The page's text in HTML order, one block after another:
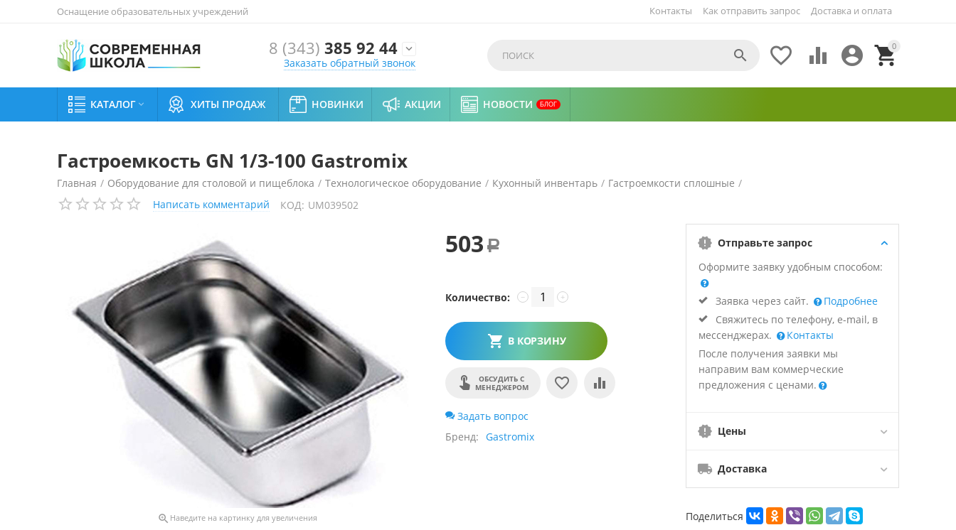
Оснащение образовательных учреждений Как отправить запрос Доставка и оплата
Контакты
8 (343) 385 92 44 
Заказать обратный звонок
0


 

КАТАЛОГ  ХИТЫ ПРОДАЖ НОВИНКИ АКЦИИ НОВОСТИ БЛОГ
Гастроемкость GN 1/3-100 Gastromix
Главная / Оборудование для столовой и пищеблока / Технологическое оборудование / Кухонный инвентарь / Гастроемкости сплошные /
Гастроемкость GN 1/3-100 Gastromix
Написать комментарий КОД: UM039502
 Наведите на картинку для увеличения
503 Р
Количество: +
−
В КОРЗИНУ
ОБСУДИТЬ С
МЕНЕДЖЕРОМ
Задать вопрос
Бренд
Gastromix
Отправьте запрос
Оформите заявку удобным способом:
Заявка через сайт.
Подробнее
Свяжитесь по телефону, e-mail, в
мессенджерах.
Контакты
После получения заявки мы
направим вам коммерческие
предложения с ценами.
Цены
Доставка
Поделиться